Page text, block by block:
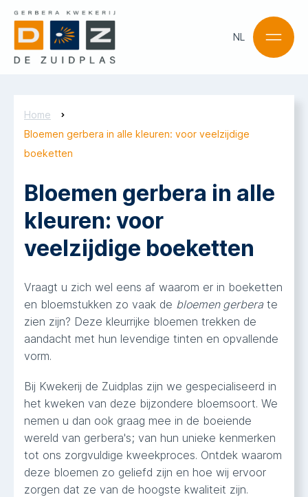
NL
Home
Bloemen gerbera in alle kleuren: voor veelzijdige
boeketten
Bloemen gerbera in alle
kleuren: voor
veelzijdige boeketten
Vraagt u zich wel eens af waarom er in boeketten
en bloemstukken zo vaak de bloemen gerbera te
zien zijn? Deze kleurrijke bloemen trekken de
aandacht met hun levendige tinten en opvallende
vorm.
Bij Kwekerij de Zuidplas zijn we gespecialiseerd in
het kweken van deze bijzondere bloemsoort. We
nemen u dan ook graag mee in de boeiende
wereld van gerbera's; van hun unieke kenmerken
tot ons zorgvuldige kweekproces. Ontdek waarom
deze bloemen zo geliefd zijn en hoe wij ervoor
zorgen dat ze van de hoogste kwaliteit zijn.